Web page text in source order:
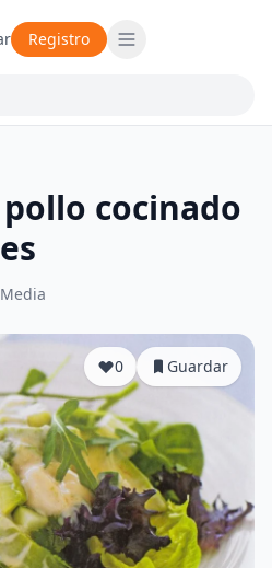
Registro
cocinado
Media
0 Guardar